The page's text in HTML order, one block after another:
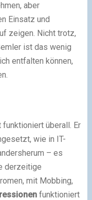
aber
Einsatz und
zeigen. Nicht trotz,
ist das wenig
entfalten können,
überall. Er
wie in IT-
– es
derzeitige
mit Mobbing,
funktioniert